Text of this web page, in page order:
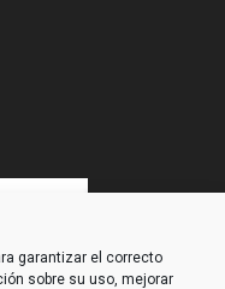
garantizar el correcto
sobre su uso, mejorar